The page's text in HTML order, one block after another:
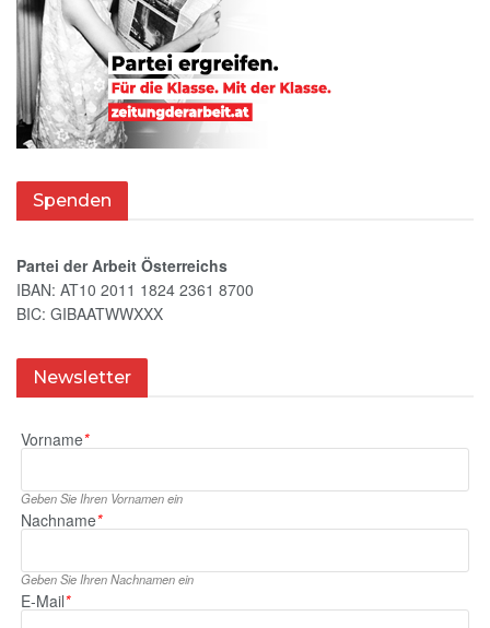
Spenden
Partei der Arbeit Österreichs
IBAN: AT10 2011 1824 2361 8700
BIC: GIBAATWWXXX
Newsletter
Vorname*
Geben Sie Ihren Vornamen ein
Nachname*
Geben Sie Ihren Nachnamen ein
E‑Mail*